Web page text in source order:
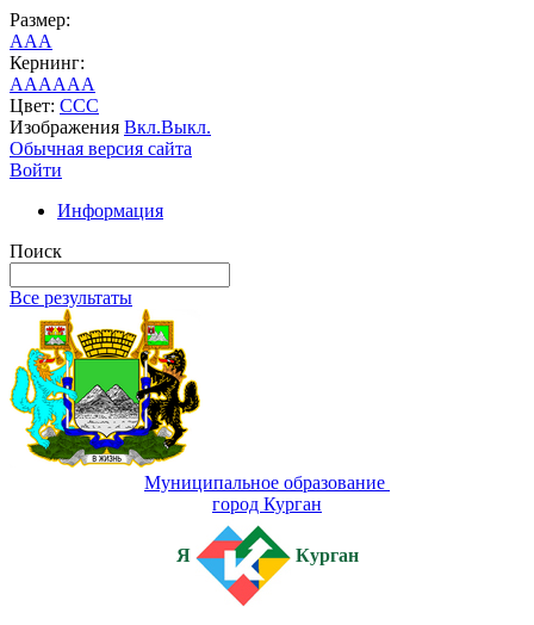
Размер:
AAA
Кернинг:
AAAAAA
Цвет: CCC
Изображения Вкл.Выкл.
Обычная версия сайта
Войти
Информация
Поиск
Все результаты
Муниципальное образование
город Курган
Я Курган